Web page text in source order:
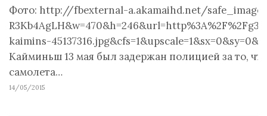
Фото: http://fbexternal-a.akamaihd.net/
kaimins-
Кайминьш 13 мая был задержан полицией за то,
самолета…
14/05/2015